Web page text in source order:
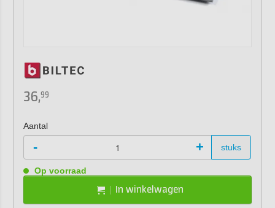
36,99
Aantal
- + stuks
Op voorraad
In winkelwagen